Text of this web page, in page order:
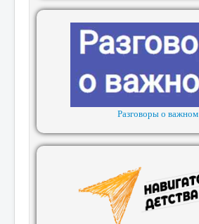
Разговоры о важном